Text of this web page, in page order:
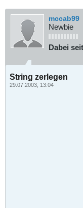
mccab99
Newbie
Dabei
String zerlegen
29.07.2003, 13:04